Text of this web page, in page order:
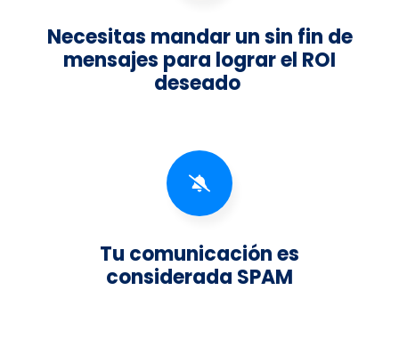
Necesitas mandar un sin fin de
mensajes para lograr el ROI
deseado
Tu comunicación es
considerada SPAM